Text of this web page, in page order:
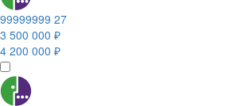
99999999 27
3 500 000 ₽
4 200 000 ₽